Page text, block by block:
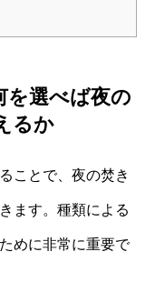
を選べば夜の
るか
ことで、夜の焚き
ます。種類による
めに非常に重要で